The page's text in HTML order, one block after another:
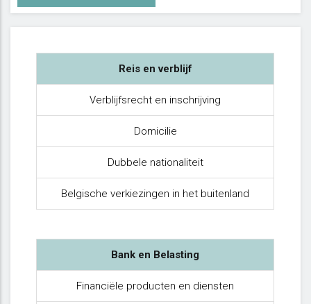
Reis en verblijf
Verblijfsrecht en inschrijving
Domicilie
Dubbele nationaliteit
Belgische verkiezingen in het buitenland
Bank en Belasting
Financiële producten en diensten